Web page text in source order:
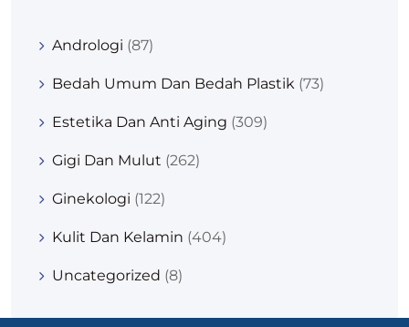
Andrologi (87)
Bedah Umum Dan Bedah Plastik (73)
Estetika Dan Anti Aging (309)
Gigi Dan Mulut (262)
Ginekologi (122)
Kulit Dan Kelamin (404)
Uncategorized (8)